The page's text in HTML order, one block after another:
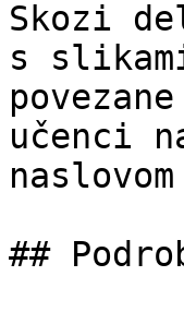
Skozi
s
učenci
##